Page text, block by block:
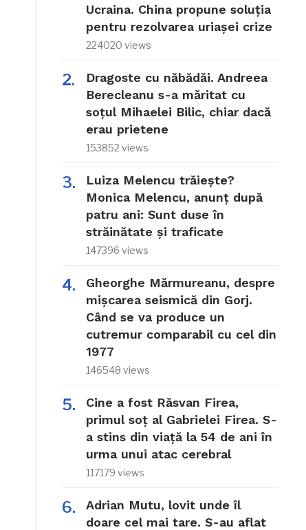
Ucraina. China propune soluția
pentru rezolvarea uriașei crize
224020 views
Dragoste cu năbădăi. Andreea
Berecleanu s-a măritat cu
soțul Mihaelei Bilic, chiar dacă
erau prietene
153852 views
Luiza Melencu trăiește?
Monica Melencu, anunț după
patru ani: Sunt duse în
străinătate și traficate
147396 views
Gheorghe Mărmureanu, despre
mișcarea seismică din Gorj.
Când se va produce un
cutremur comparabil cu cel din
1977
146548 views
Cine a fost Răsvan Firea,
primul soț al Gabrielei Firea. S-
a stins din viață la 54 de ani în
urma unui atac cerebral
117179 views
Adrian Mutu, lovit unde îl
doare cel mai tare. S-au aflat